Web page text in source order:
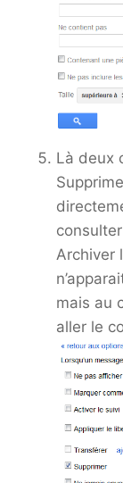
Là deux
consulter
Archiver
mais au
aller le